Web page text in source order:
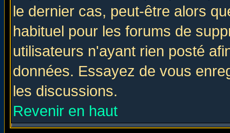
le dernier cas, peut-être alors
habituel pour les forums de
utilisateurs n'ayant rien posté
données. Essayez de vous
les discussions.
Revenir en haut